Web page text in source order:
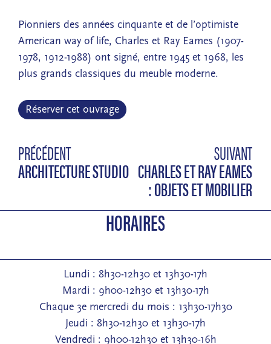
Pionniers des années cinquante et de l’optimiste
American way of life, Charles et Ray Eames (1907-
1978, 1912-1988) ont signé, entre 1945 et 1968, les
plus grands classiques du meuble moderne.
Réserver cet ouvrage
PRÉCÉDENT
ARCHITECTURE STUDIO
SUIVANT
CHARLES ET RAY EAMES
: OBJETS ET MOBILIER
HORAIRES
Lundi : 8h30-12h30 et 13h30-17h
Mardi : 9h00-12h30 et 13h30-17h
Chaque 3e mercredi du mois : 13h30-17h30
Jeudi : 8h30-12h30 et 13h30-17h
Vendredi : 9h00-12h30 et 13h30-16h